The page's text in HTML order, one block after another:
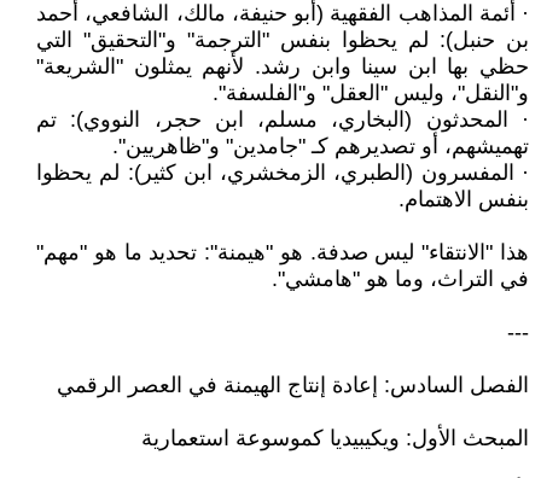
· أئمة المذاهب الفقهية (أبو حنيفة، مالك، الشافعي، أحمد
بن حنبل): لم يحظوا بنفس "الترجمة" و"التحقيق" التي
حظي بها ابن سينا وابن رشد. لأنهم يمثلون "الشريعة"
و"النقل"، وليس "العقل" و"الفلسفة".
· المحدثون (البخاري، مسلم، ابن حجر، النووي): تم
تهميشهم، أو تصديرهم كـ "جامدين" و"ظاهريين".
· المفسرون (الطبري، الزمخشري، ابن كثير): لم يحظوا
بنفس الاهتمام.
هذا "الانتقاء" ليس صدفة. هو "هيمنة": تحديد ما هو "مهم"
في التراث، وما هو "هامشي".
---
الفصل السادس: إعادة إنتاج الهيمنة في العصر الرقمي
المبحث الأول: ويكيبيديا كموسوعة استعمارية